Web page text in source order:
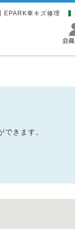
EPARK車キズ修理
きます。